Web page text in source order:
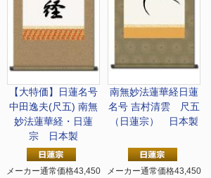
【大特価】
日蓮名号
中田逸夫(尺五) 南無
妙法蓮華経・日蓮
宗 日本製
メーカー通常価格43,450
南無妙法蓮華経日蓮
名号 吉村清雲 尺五
（日蓮宗） 日本製
メーカー通常価格43,450